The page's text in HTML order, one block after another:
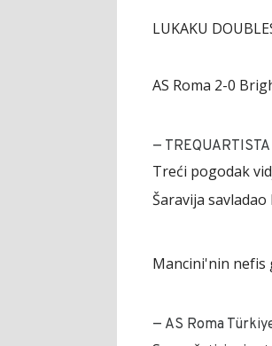
LUKAKU
AS Roma 2-0
—
Treći pogodak
Šaravija savladao
Mancini'nin nefis
— AS Roma